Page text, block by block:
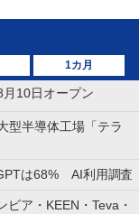
1カ月
月10日オープン
型半導体工場「テラ
は68% AI利用調査
ア・KEEN・Teva・